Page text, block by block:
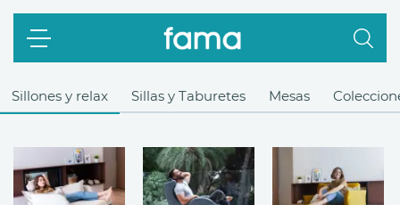
Sillones y relax Sillas y Taburetes Mesas